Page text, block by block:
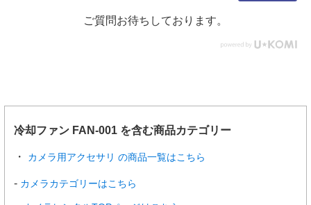
ご質問お待ちしております。
冷却ファン FAN-001 を含む商品カテゴリー
カメラ用アクセサリ の商品一覧はこちら
カメラカテゴリーはこちら